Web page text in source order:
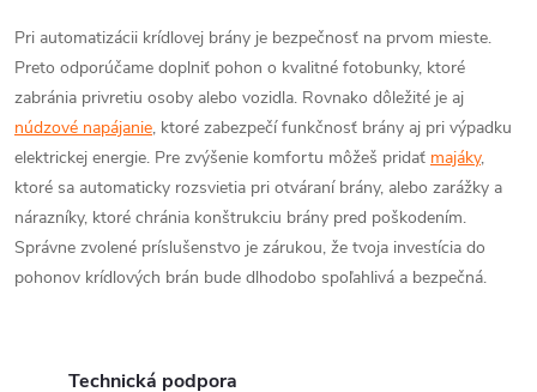
Pri automatizácii krídlovej brány je bezpečnosť na prvom mieste.
Preto odporúčame doplniť pohon o kvalitné fotobunky, ktoré
zabránia privretiu osoby alebo vozidla. Rovnako dôležité je aj
núdzové napájanie, ktoré zabezpečí funkčnosť brány aj pri výpadku
elektrickej energie. Pre zvýšenie komfortu môžeš pridať majáky,
ktoré sa automaticky rozsvietia pri otváraní brány, alebo zarážky a
nárazníky, ktoré chránia konštrukciu brány pred poškodením.
Správne zvolené príslušenstvo je zárukou, že tvoja investícia do
pohonov krídlových brán bude dlhodobo spoľahlivá a bezpečná.
Technická podpora